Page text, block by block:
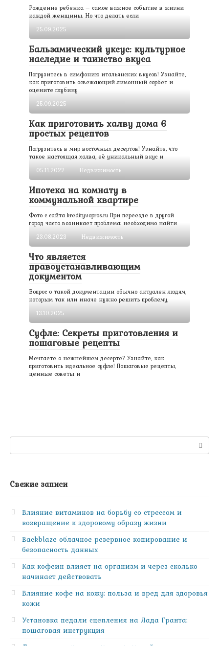
Рождение ребенка – самое важное событие в жизни
каждой женщины. Но что делать если
25.09.2025
Бальзамический уксус: культурное
наследие и таинство вкуса
Погрузитесь в симфонию итальянских вкусов! Узнайте,
как приготовить освежающий лимонный сорбет и
оцените глубину
25.09.2025
Как приготовить халву дома 6
простых рецептов
Погрузитесь в мир восточных десертов! Узнайте, что
такое настоящая халва, её уникальный вкус и
05.11.2022
Недвижимость
Ипотека на комнату в
коммунальной квартире
Фото с сайта kredityvopros.ru При переезде в другой
город часто возникает проблема: необходимо найти
23.08.2023
Недвижимость
Что является
правоустанавливающим
документом
Вопрос о такой документации обычно актуален людям,
которым так или иначе нужно решить проблему,
13.10.2025
Суфле: Секреты приготовления и
пошаговые рецепты
Мечтаете о нежнейшем десерте? Узнайте, как
приготовить идеальное суфле! Пошаговые рецепты,
ценные советы и
Поиск:
Свежие записи
Влияние витаминов на борьбу со стрессом и
возвращение к здоровому образу жизни
Backblaze облачное резервное копирование и
безопасность данных
Как кофеин влияет на организм и через сколько
начинает действовать
Влияние кофе на кожу: польза и вред для здоровья
кожи
Установка педали сцепления на Лада Гранта:
пошаговая инструкция